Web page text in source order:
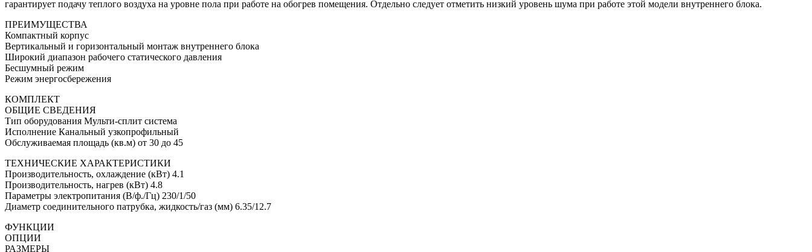
гарантирует подачу теплого воздуха на уровне пола при работе на обогрев помещения. Отдельно следует отметить низкий уровень шума при работе этой модели внутреннего блока.
ПРЕИМУЩЕСТВА
Компактный корпус
Вертикальный и горизонтальный монтаж внутреннего блока
Широкий диапазон рабочего статического давления
Бесшумный режим
Режим энергосбережения
КОМПЛЕКТ
ОБЩИЕ СВЕДЕНИЯ
Тип оборудования Мульти-сплит система
Исполнение Канальный узкопрофильный
Обслуживаемая площадь (кв.м) от 30 до 45
ТЕХНИЧЕСКИЕ ХАРАКТЕРИСТИКИ
Производительность, охлаждение (кВт) 4.1
Производительность, нагрев (кВт) 4.8
Параметры электропитания (В/ф./Гц) 230/1/50
Диаметр соединительного патрубка, жидкость/газ (мм) 6.35/12.7
ФУНКЦИИ
ОПЦИИ
РАЗМЕРЫ